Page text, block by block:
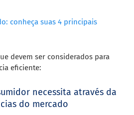
conheça suas 4 principais
devem ser considerados para
eficiente:
necessita através da
do mercado